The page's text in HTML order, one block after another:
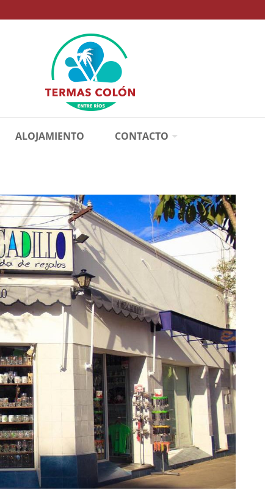
ALOJAMIENTO CONTACTO